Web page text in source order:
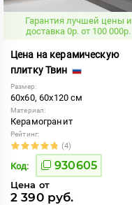
Гарантия лучшей цены и
доставка 0р. от 100 000р.
Цена на керамическую
плитку Твин
Размер:
60x60, 60x120 см
Материал:
Керамогранит
Рейтинг:
(4)
Код: 930605
Цена от
2 390 руб.